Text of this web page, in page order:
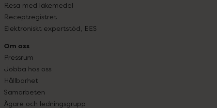
Resa med läkemedel
Receptregistret
Elektroniskt expertstöd, EES
Om oss
Pressrum
Jobba hos oss
Hållbarhet
Samarbeten
Ägare och ledningsgrupp